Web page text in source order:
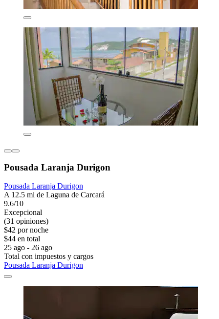
Pousada Laranja Durigon
Pousada Laranja Durigon
A 12.5 mi de Laguna de Carcará
9.6/10
Excepcional
(31 opiniones)
$42 por noche
$44 en total
25 ago - 26 ago
Total con impuestos y cargos
Pousada Laranja Durigon